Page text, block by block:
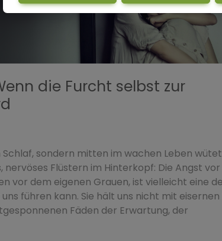
die Furcht selbst zur
sondern mitten im wachen Leben
nervöses Flüstern im Hinterkopf: Die Angst
vor dem eigenen Grauen, ist vielleicht eine
führen kann. Sie hält uns nicht mit
Fäden der Erwartung, der